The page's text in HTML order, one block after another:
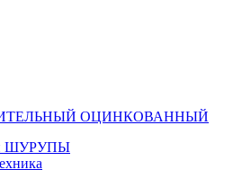
ОЦИНКОВАННЫЙ
ШУРУПЫ